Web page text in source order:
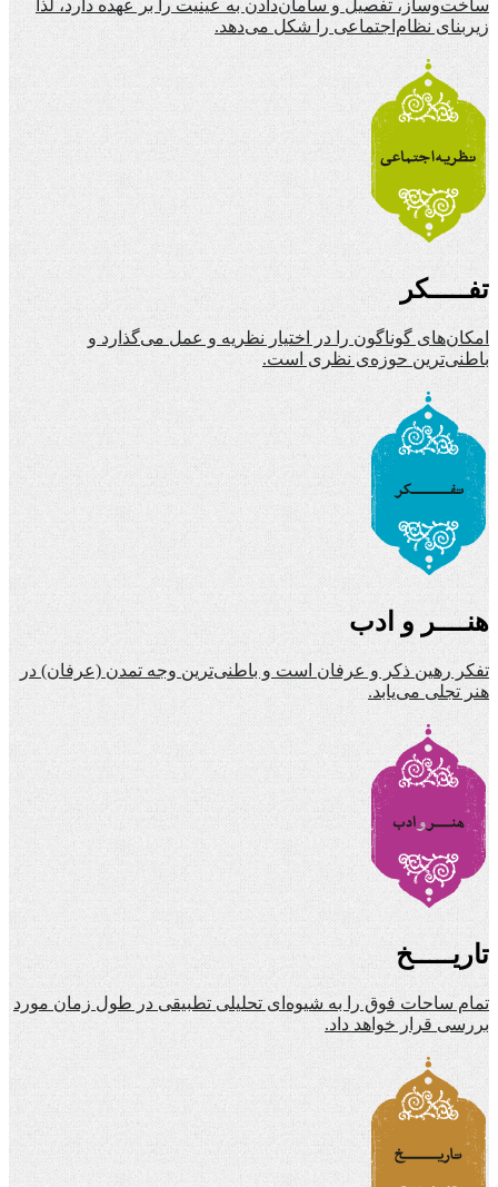
ساخت‌وساز، تفصیل و سامان‌دادن به عینیت را بر عهده دارد، لذا
زیربنای نظام‌اجتماعی را شکل می‌دهد.
تفـــــکر
امکان‌های گوناگون را در اختیار نظریه و عمل می‌گذارد و
باطنی‌ترین حوزه‌ی نظری است.
هنــــر و ادب
تفکر رهین ذکر و عرفان است و باطنی‌ترین وجه تمدن (عرفان) در
هنر تجلی می‌یابد.
تاریـــــخ
تمام ساحات فوق را به شیوه‌ای تحلیلی تطبیقی در طول زمان مورد
بررسی قرار خواهد داد.